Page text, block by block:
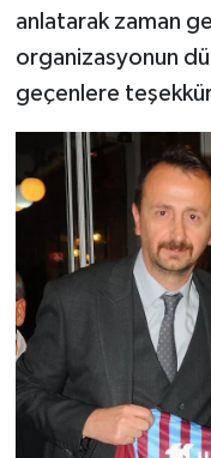
anlatarak zaman
organizasyonun
geçenlere